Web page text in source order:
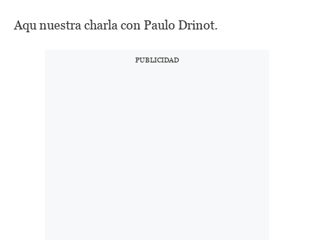
Aqu nuestra charla con Paulo Drinot.